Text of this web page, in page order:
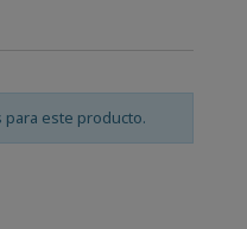
este producto.